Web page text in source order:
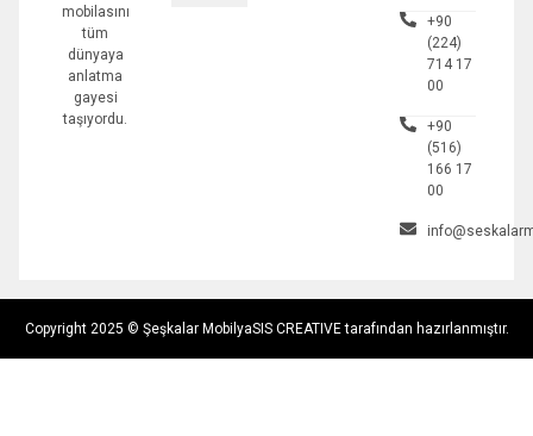
mobilasını
tüm
dünyaya
anlatma
gayesi
taşıyordu.
+90
(224)
714 17
00
+90
(516)
166 17
00
Copyright 2025 © Şeşkalar MobilyaSIS CREATIVE tarafından hazırlanmıştır.